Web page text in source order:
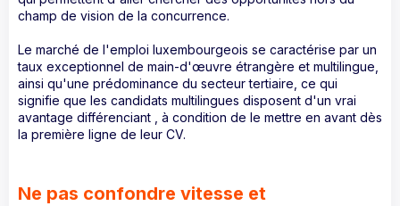
champ de vision de la concurrence.
Le marché de l'emploi luxembourgeois se caractérise par un
taux exceptionnel de main-d'œuvre étrangère et multilingue,
ainsi qu'une prédominance du secteur tertiaire, ce qui
signifie que les candidats multilingues disposent d'un vrai
avantage différenciant , à condition de le mettre en avant dès
la première ligne de leur CV.
Ne pas confondre vitesse et